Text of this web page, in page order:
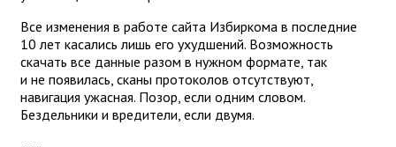
Все изменения в работе сайта Избиркома в последние
10 лет касались лишь его ухудшений. Возможность
скачать все данные разом в нужном формате, так
и не появилась, сканы протоколов отсутствуют,
навигация ужасная. Позор, если одним словом.
Бездельники и вредители, если двумя.